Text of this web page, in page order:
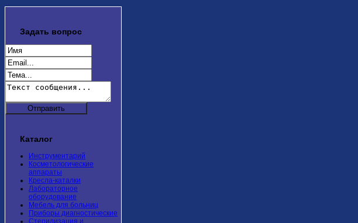
Задать вопрос
Каталог
Инструментарий
Косметологические
аппараты
Кресла-каталки
Лабораторное
оборудование
Мебель для больниц
Приборы диагностические
Стерилизация и